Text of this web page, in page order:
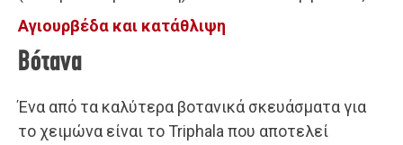
Αγιουρβέδα και κατάθλιψη
Βότανα
Ένα από τα καλύτερα βοτανικά σκευάσματα για
το χειμώνα είναι το Triphala που αποτελεί